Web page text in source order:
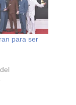
para ser